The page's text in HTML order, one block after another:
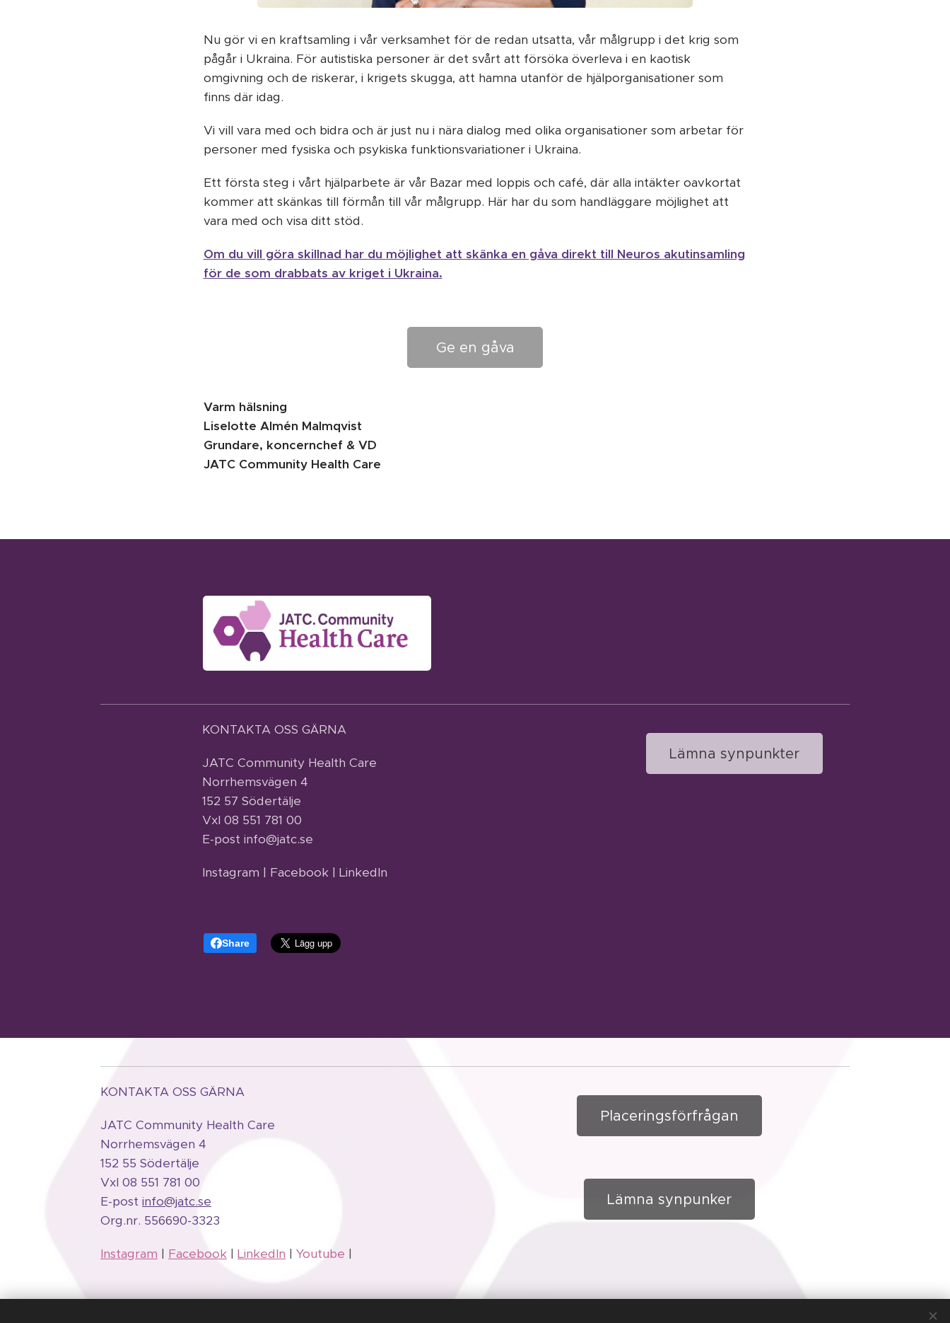
Nu gör vi en kraftsamling i vår verksamhet för de redan utsatta, vår målgrupp i det krig som
pågår i Ukraina. För autistiska personer är det svårt att försöka överleva i en kaotisk
omgivning och de riskerar, i krigets skugga, att hamna utanför de hjälporganisationer som
finns där idag.
Vi vill vara med och bidra och är just nu i nära dialog med olika organisationer som arbetar för
personer med fysiska och psykiska funktionsvariationer i Ukraina.
Ett första steg i vårt hjälparbete är vår Bazar med loppis och café, där alla intäkter oavkortat
kommer att skänkas till förmån till vår målgrupp. Här har du som handläggare möjlighet att
vara med och visa ditt stöd.
Om du vill göra skillnad har du möjlighet att skänka en gåva direkt till Neuros akutinsamling
för de som drabbats av kriget i Ukraina.
Ge en gåva
Varm hälsning
Liselotte Almén Malmqvist
Grundare, koncernchef & VD
JATC Community Health Care
KONTAKTA OSS GÄRNA
JATC Community Health Care
Norrhemsvägen 4
152 57 Södertälje
Vxl 08 551 781 00
E-post info@jatc.se
Instagram | Facebook | LinkedIn
Lämna synpunkter
Share
KONTAKTA OSS GÄRNA
JATC Community Health Care
Norrhemsvägen 4
152 55 Södertälje
Vxl 08 551 781 00
E-post info@jatc.se
Org.nr. 556690-3323
Instagram | Facebook | LinkedIn | Youtube |
Placeringsförfrågan
Lämna synpunker